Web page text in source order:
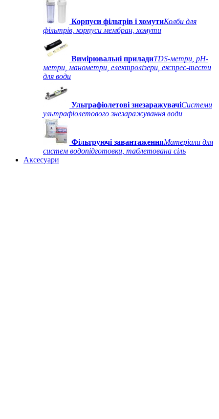
Корпуси фільтрів і хомутиКолби для
фільтрів, корпуси мембран, хомути
Вимірювальні приладиTDS-метри, рН-
метри, манометри, електролізери, експрес-тести
для води
Ультрафіолетові знезаражувачіСистеми
ультрафіолетового знезаражування води
Фільтруючі завантаженняМатеріали для
систем водопідготовки, таблетована сіль
Аксесуари